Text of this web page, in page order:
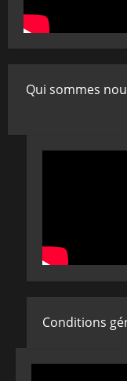
Qui sommes
Conditions